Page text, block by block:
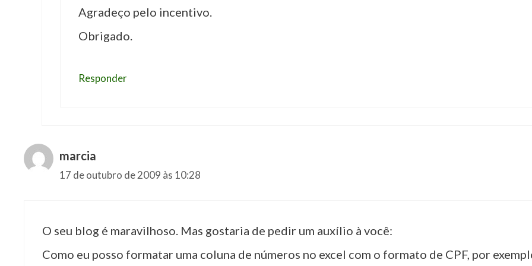
Agradeço pelo incentivo.
Obrigado.
Responder
marcia
17 de outubro de 2009 às 10:28
O seu blog é maravilhoso. Mas gostaria de pedir um auxílio à você:
Como eu posso formatar uma coluna de números no excel com o formato de CPF, por